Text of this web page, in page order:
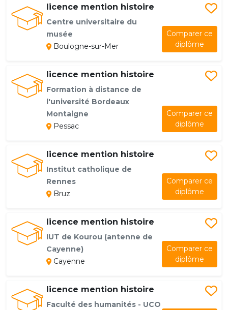
licence mention histoire
Centre universitaire du
musée
Boulogne-sur-Mer
Comparer ce
diplôme
licence mention histoire
Formation à distance de
l'université Bordeaux
Montaigne
Pessac
Comparer ce
diplôme
licence mention histoire
Institut catholique de
Rennes
Bruz
Comparer ce
diplôme
licence mention histoire
IUT de Kourou (antenne de
Cayenne)
Cayenne
Comparer ce
diplôme
licence mention histoire
Faculté des humanités - UCO